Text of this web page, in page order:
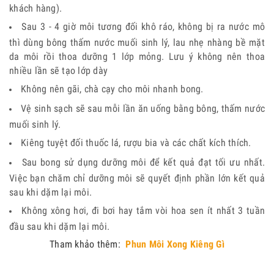
khách hàng).
Sau 3 - 4 giờ môi tương đối khô ráo, không bị ra nước mô
thì dùng bông thấm nước muối sinh lý, lau nhẹ nhàng bề mặt
da môi rồi thoa dưỡng 1 lớp mỏng. Lưu ý không nên thoa
nhiều lần sẽ tạo lớp dày
Không nên gãi, chà cạy cho môi nhanh bong.
Vệ sinh sạch sẽ sau mỗi lần ăn uống bằng bông, thấm nước
muối sinh lý.
Kiêng tuyệt đối thuốc lá, rượu bia và các chất kích thích.
Sau bong sử dụng dưỡng môi để kết quả đạt tối ưu nhất.
Việc bạn chăm chỉ dưỡng môi sẽ quyết định phần lớn kết quả
sau khi dặm lại môi.
Không xông hơi, đi bơi hay tắm vòi hoa sen ít nhất 3 tuần
đầu sau khi dặm lại môi.
Tham khảo thêm: Phun Môi Xong Kiêng Gì